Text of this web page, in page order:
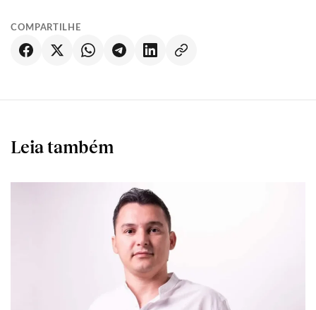
COMPARTILHE
Leia também